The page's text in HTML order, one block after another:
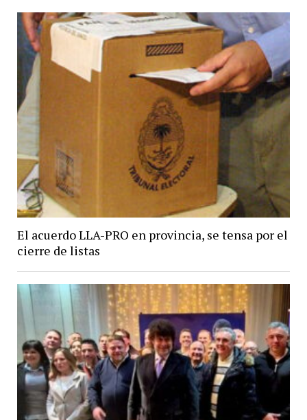
El acuerdo LLA-PRO en provincia, se tensa por el
cierre de listas